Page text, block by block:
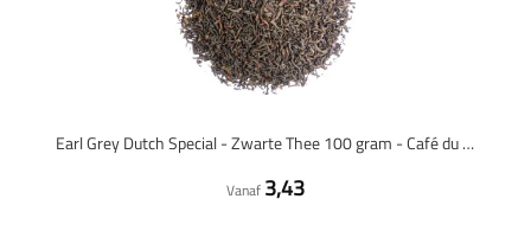
Earl Grey Dutch Special - Zwarte Thee 100 gram - Café du Jour losse thee
Vanaf 3,43